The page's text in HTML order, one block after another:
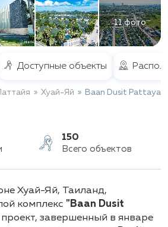
11 фото
Доступные объекты
Хуай-Яй Baan Dusit Pattaya
150
Всего объектов
Хуай-Яй, Таиланд,
комплекс "Baan Dusit
проект, завершенный в январе